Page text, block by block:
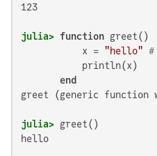
123
julia> function greet()
           x =
"hello"
           println(x)
end
greet (generic function
julia>
hello